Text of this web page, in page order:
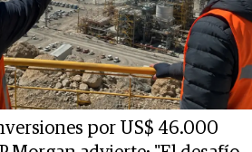
por US$ 46.000